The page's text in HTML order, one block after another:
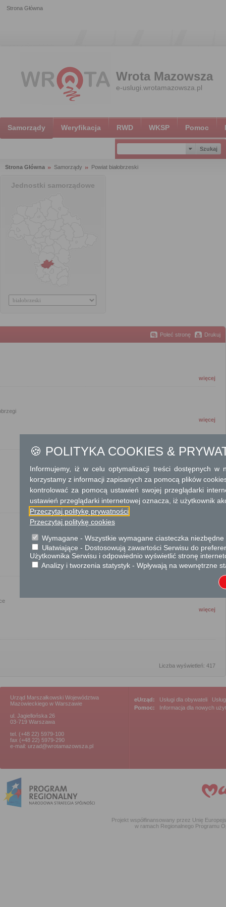
Strona Główna
Wrota Mazowsza
e-uslugi.wrotamazowsza.pl
Samorządy Weryfikacja RWD WKSP Pomoc
Strona Główna Samorządy Powiat białobrzeski
Jednostki samorządowe
Poleć stronę Drukuj
więcej
więcej
więcej
więcej
więcej
Liczba wyświetleń: 417
Urząd Marszałkowski Województwa
Mazowieckiego w Warszawie
ul. Jagiellońska 26
03-719 Warszawa
tel. (+48 22) 5979-100
fax (+48 22) 5979-290
e-mail: urzad@wrotamazowsza.pl
eUrząd: Usługi dla obywateli
Pomoc:
Informacja dla nowych
Projekt współfinansowany przez Unię
w ramach Regionalnego Programu
🍪 POLITYKA COOKIES &
Informujemy, iż w celu optymalizacji treści dostępnych w
korzystamy z informacji zapisanych za pomocą plików
kontrolować za pomocą ustawień swojej przeglądarki
ustawień przeglądarki internetowej oznacza, iż użytkownik
Przeczytaj politykę prywatności
Przeczytaj politykę cookies
Wymagane - Wszystkie wymagane ciasteczka
Ułatwiające - Dostosowują zawartości Serwisu do
Użytkownika Serwisu i odpowiednio wyświetlić stronę
Analizy i tworzenia statystyk - Wpływają na wewnętrzne